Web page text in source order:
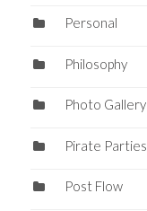
Personal
Philosophy
Photo Gallery
Pirate Parties
Post Flow